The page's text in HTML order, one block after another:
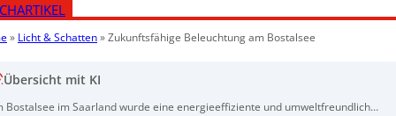
» Licht & Schatten»Zukunftsfähige Beleuchtung am Bostalsee
Übersicht mit KI
Bostalsee im Saarland wurde eine energieeffiziente und umweltfreundliche